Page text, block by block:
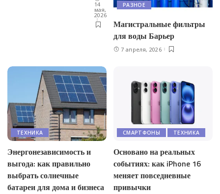
14
мая,
2026
РАЗНОЕ
Магистральные фильтры
для воды Барьер
7 апреля, 2026
ТЕХНИКА
Энергонезависимость и
выгода: как правильно
выбрать солнечные
батареи для дома и бизнеса
СМАРТФОНЫ ТЕХНИКА
Основано на реальных
событиях: как iPhone 16
меняет повседневные
привычки